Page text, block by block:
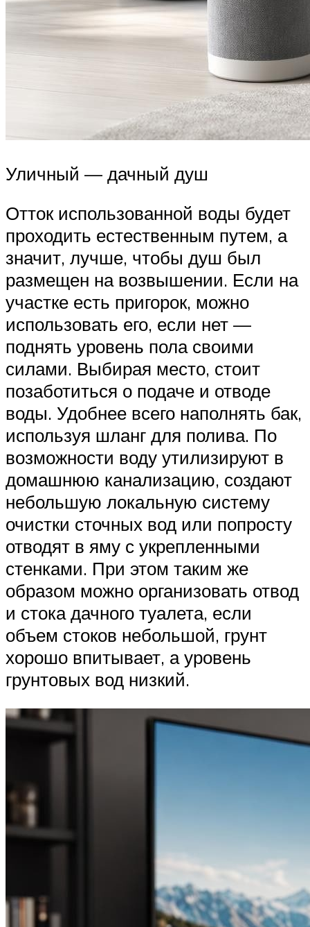
Уличный — дачный душ
Отток использованной воды будет
проходить естественным путем, а
значит, лучше, чтобы душ был
размещен на возвышении. Если на
участке есть пригорок, можно
использовать его, если нет —
поднять уровень пола своими
силами. Выбирая место, стоит
позаботиться о подаче и отводе
воды. Удобнее всего наполнять бак,
используя шланг для полива. По
возможности воду утилизируют в
домашнюю канализацию, создают
небольшую локальную систему
очистки сточных вод или попросту
отводят в яму с укрепленными
стенками. При этом таким же
образом можно организовать отвод
и стока дачного туалета, если
объем стоков небольшой, грунт
хорошо впитывает, а уровень
грунтовых вод низкий.